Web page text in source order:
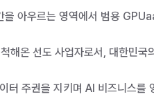
아우르는 영역에서 범용
해온 선도 사업자로서, 대한민
터 주권을 지키며 AI 비즈니스